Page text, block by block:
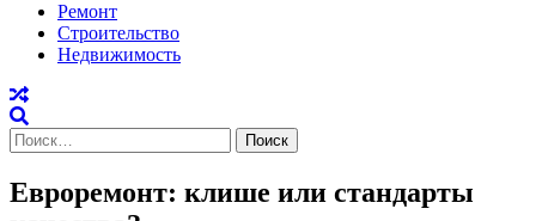
Ремонт
Строительство
Недвижимость
Найти:
Евроремонт: клише или стандарты